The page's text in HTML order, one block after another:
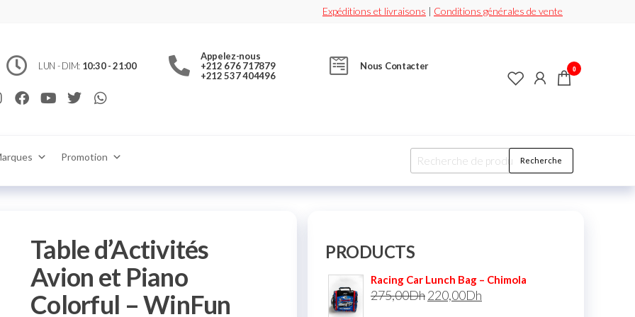
Expéditions et livraisons | Conditions générales de vente
jouetsLUN - DIM: 10:30 - 21:00
Appelez-nous
+212 676 717879
+212 537 404496
Nous Contacter 0
Promotion Recherche
Table d’Activités
Avion et Piano
Colorful – WinFun
PRODUCTS
Racing Car Lunch Bag – Chimola
275,00Dh220,00Dh